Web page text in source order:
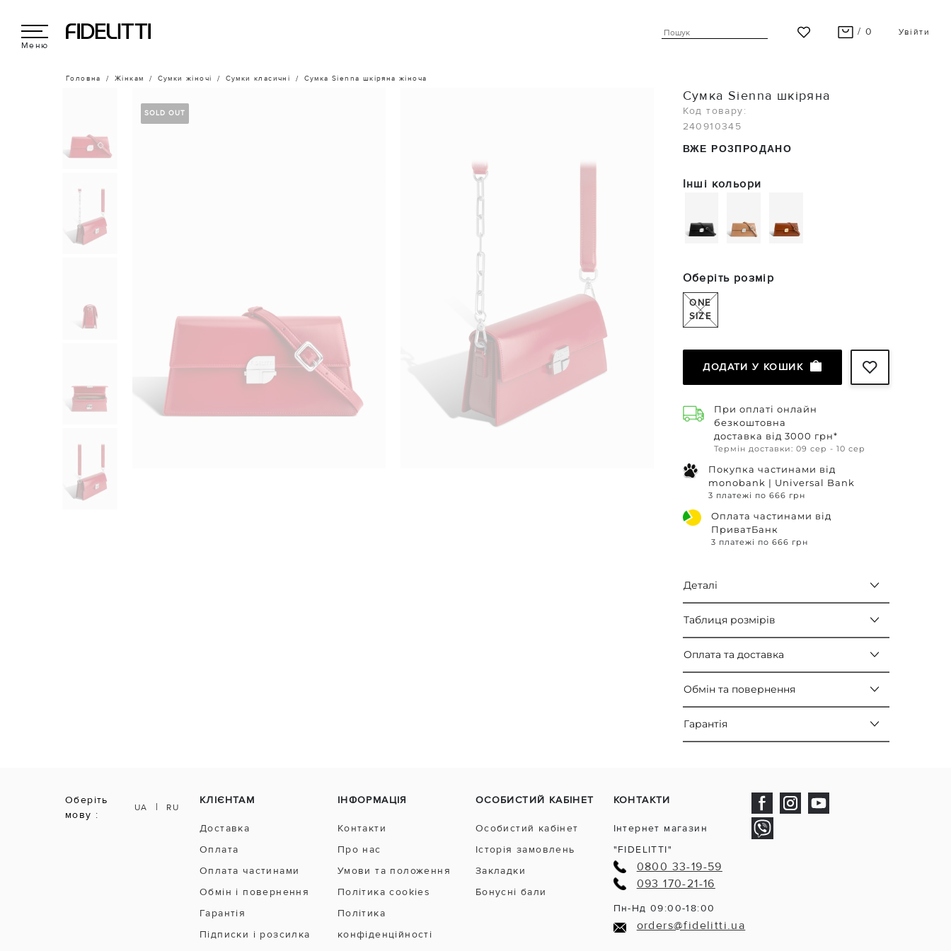
Меню
/ 0
Останні модні новинки чекають на Вас!
Увійти
Головна Жінкам Сумки жіночі Сумки класичні Сумка Sienna шкіряна жіноча
SOLD OUT
Сумка Sienna шкіряна
Код товару:
240910345
ВЖЕ РОЗПРОДАНО
Інші кольори
Оберіть розмір
ONE
SIZE
ДОДАТИ У КОШИК
При оплаті онлайн
безкоштовна
доставка від 3000 грн*
Термін доставки: 09 сер - 10 сер
Покупка частинами від
monobank | Universal Bank
3 платежі по 666 грн
Оплата частинами від
ПриватБанк
3 платежі по 666 грн
Деталі
Таблиця розмірів
Оплата та доставка
Обмін та повернення
Гарантія
Оберіть
мову :
UA | RU
КЛІЄНТАМ
Доставка
Оплата
Оплата частинами
Обмін і повернення
Гарантія
Підписки і розсилка
ІНФОРМАЦІЯ
Контакти
Про нас
Умови та положення
Політика cookies
Політика
конфіденційності
ОСОБИСТИЙ КАБІНЕТ
Особистий кабінет
Історія замовлень
Закладки
Бонусні бали
КОНТАКТИ
Інтернет магазин
"FIDELITTI"
0800 33-19-59
093 170-21-16
Пн-Нд 09:00-18:00
orders@fidelitti.ua